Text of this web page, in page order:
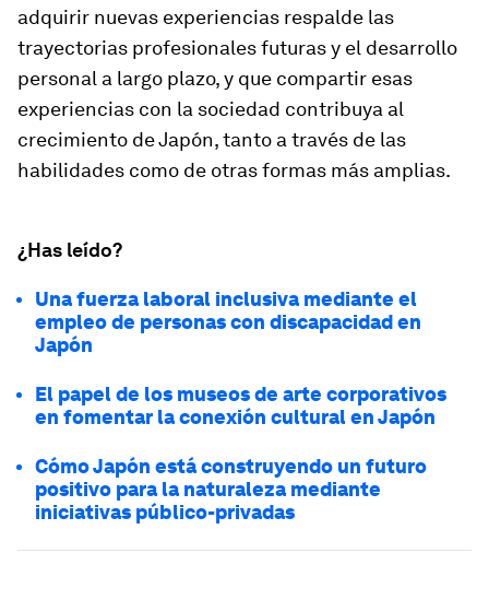
adquirir nuevas experiencias respalde las
trayectorias profesionales futuras y el desarrollo
personal a largo plazo, y que compartir esas
experiencias con la sociedad contribuya al
crecimiento de Japón, tanto a través de las
habilidades como de otras formas más amplias.
¿Has leído?
Una fuerza laboral inclusiva mediante el
empleo de personas con discapacidad en
Japón
El papel de los museos de arte corporativos
en fomentar la conexión cultural en Japón
Cómo Japón está construyendo un futuro
positivo para la naturaleza mediante
iniciativas público-privadas